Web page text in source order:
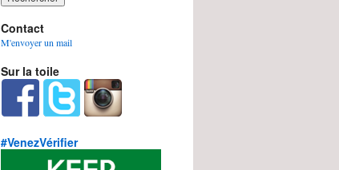
Contact
M'envoyer un mail
Sur la toile
#VenezVérifier